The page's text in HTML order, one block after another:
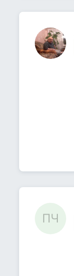
ПЧ